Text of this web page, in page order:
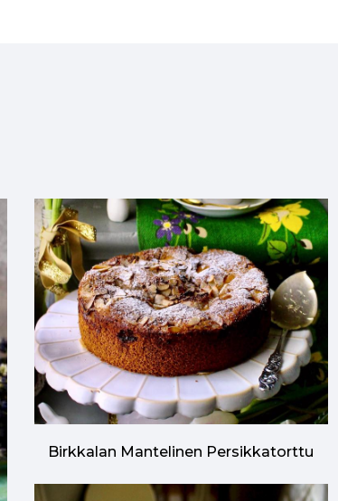
Birkkalan Mantelinen Persikkatorttu